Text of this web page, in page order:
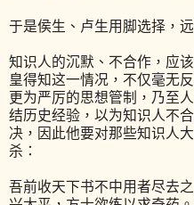
于是侯生、卢生用脚选择，
知识人的沉默、不合作，应
皇得知这一情况，不仅毫无
更为严厉的思想管制，乃至
结历史经验，以为知识人不
决，因此他要对那些知识人
杀：
吾前收天下书不中用者尽去